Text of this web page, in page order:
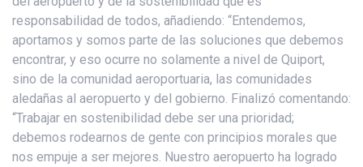
responsabilidad de todos, añadiendo: “Entendemos,
aportamos y somos parte de las soluciones que debemos
encontrar, y eso ocurre no solamente a nivel de Quiport,
sino de la comunidad aeroportuaria, las comunidades
aledañas al aeropuerto y del gobierno. Finalizó comentando:
“Trabajar en sostenibilidad debe ser una prioridad;
debemos rodearnos de gente con principios morales que
nos empuje a ser mejores. Nuestro aeropuerto ha logrado